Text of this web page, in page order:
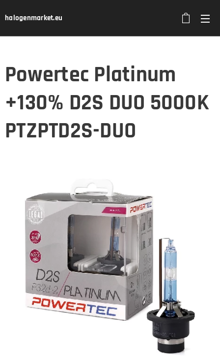
halogenmarket.eu
Powertec Platinum
+130% D2S DUO 5000K
PTZPTD2S-DUO